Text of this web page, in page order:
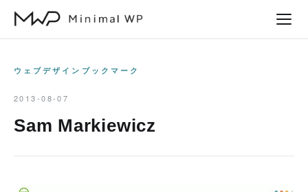
ウェブデザインブックマーク
2013-08-07
Sam Markiewicz